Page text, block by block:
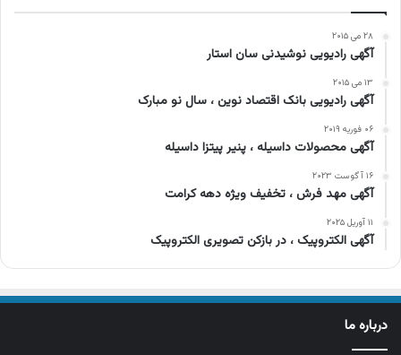
۲۸ می ۲۰۱۵
آگهی رادیویی نوشیدنی سان استار
۱۳ می ۲۰۱۵
آگهی رادیویی بانک اقتصاد نوین ، سال نو مبارک
۰۶ فوریه ۲۰۱۹
آگهی محصولات داسیله ، پنیر پیتزا داسیله
۱۶ آگوست ۲۰۲۳
آگهی مهد فرش ، تخفیف ویژه دهه کرامت
۱۱ آوریل ۲۰۲۵
آگهی الکتروپیک ، در بازکن تصویری الکتروپیک
درباره ما